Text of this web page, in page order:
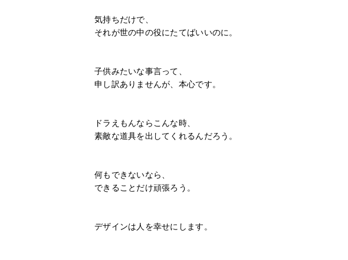
気持ちだけで、
それが世の中の役にたてばいいのに。
子供みたいな事言って、
申し訳ありませんが、本心です。
ドラえもんならこんな時、
素敵な道具を出してくれるんだろう。
何もできないなら、
できることだけ頑張ろう。
デザインは人を幸せにします。